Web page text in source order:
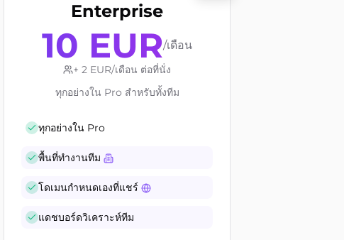
Enterprise
10 EUR/เดือน
+ 2 EUR/เดือน ต่อที่นั่ง
ทุกอย่างใน Pro สำหรับทั้งทีม
ทุกอย่างใน Pro
พื้นที่ทำงานทีม
โดเมนกำหนดเองที่แชร์
แดชบอร์ดวิเคราะห์ทีม